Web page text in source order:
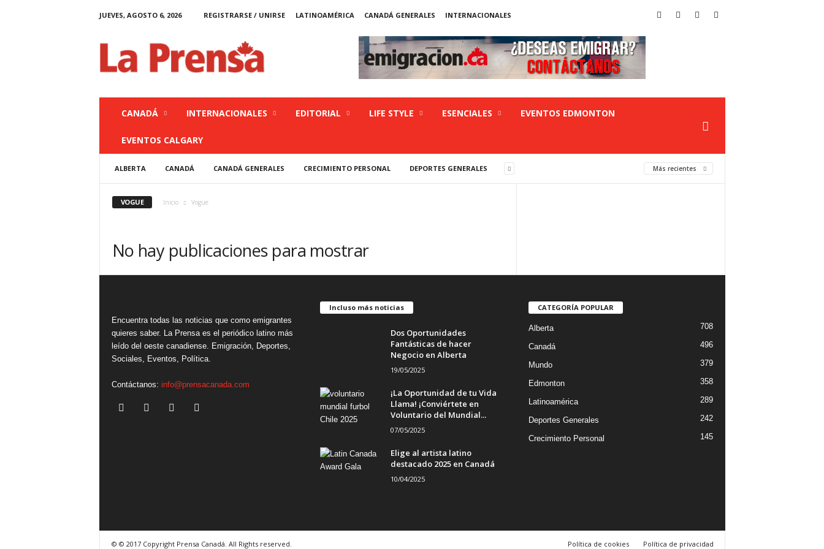
JUEVES, AGOSTO 6, 2026 REGISTRARSE / UNIRSE LATINOAMÉRICA CANADÁ GENERALES
INTERNACIONALES
a
d
CANADÁ INTERNACIONALES EDITORIAL LIFE STYLE ESENCIALES EVENTOS EDMONTON
EVENTOS CALGARY
ALBERTA CANADÁ CANADÁ GENERALES CRECIMIENTO PERSONAL DEPORTES GENERALES Más recientes
VOGUE Inicio Vogue
No hay publicaciones para mostrar
Encuentra todas las noticias que como emigrantes
quieres saber. La Prensa es el periódico latino más
leído del oeste canadiense. Emigración, Deportes,
Sociales, Eventos, Política.
Contáctanos: info@prensacanada.com
Incluso más noticias
Dos Oportunidades
Fantásticas de hacer
Negocio en Alberta
19/05/2025
¡La Oportunidad de tu Vida
Llama! ¡Conviértete en
Voluntario del Mundial...
07/05/2025
Elige al artista latino
destacado 2025 en Canadá
10/04/2025
CATEGORÍA POPULAR
Alberta 708
Canadá 496
Mundo 379
Edmonton 358
Latinoamérica 289
Deportes Generales 242
Crecimiento Personal 145
Política de cookies Política de privacidad
© © 2017 Copyright Prensa Canadá. All Rights reserved.